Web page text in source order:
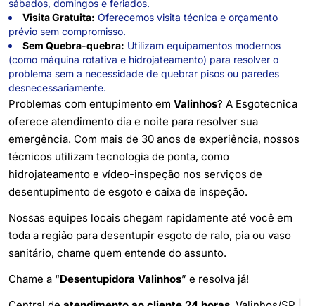
sábados, domingos e feriados.
Visita Gratuita: Oferecemos visita técnica e orçamento
prévio sem compromisso.
Sem Quebra-quebra: Utilizam equipamentos modernos
(como máquina rotativa e hidrojateamento) para resolver o
problema sem a necessidade de quebrar pisos ou paredes
desnecessariamente.
Problemas com entupimento em Valinhos? A Esgotecnica
oferece atendimento dia e noite para resolver sua
emergência. Com mais de 30 anos de experiência, nossos
técnicos utilizam tecnologia de ponta, como
hidrojateamento e vídeo-inspeção nos serviços de
desentupimento de esgoto e caixa de inspeção.
Nossas equipes locais chegam rapidamente até você em
toda a região para desentupir esgoto de ralo, pia ou vaso
sanitário, chame quem entende do assunto.
Chame a “Desentupidora Valinhos” e resolva já!